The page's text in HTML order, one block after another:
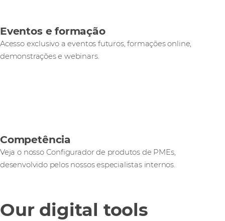
Eventos e formação
Acesso exclusivo a eventos futuros, formações online,
demonstrações e webinars.
Competência
Veja o nosso Configurador de produtos de PMEs,
desenvolvido pelos nossos especialistas internos.
Our digital tools